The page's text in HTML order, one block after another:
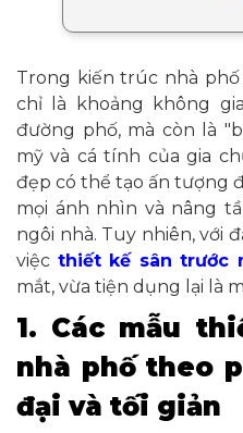
Trong kiến trúc nhà phố
chỉ là khoảng không
đường phố, mà còn là
mỹ và cá tính của gia
đẹp có thể tạo ấn tượng
mọi ánh nhìn và nâng
ngôi nhà. Tuy nhiên, với
việc thiết kế sân trước
mắt, vừa tiện dụng lại là
1. Các mẫu
nhà phố theo
đại và tối giản